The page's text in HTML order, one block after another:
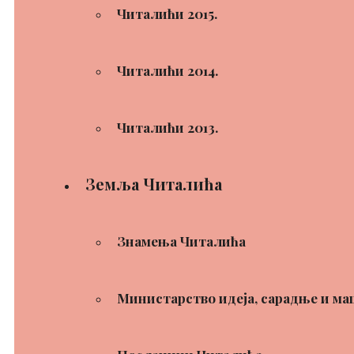
Читалићи 2015.
Читалићи 2014.
Читалићи 2013.
Земља Читалића
Знамења Читалића
Министарство идеја, сарадње и